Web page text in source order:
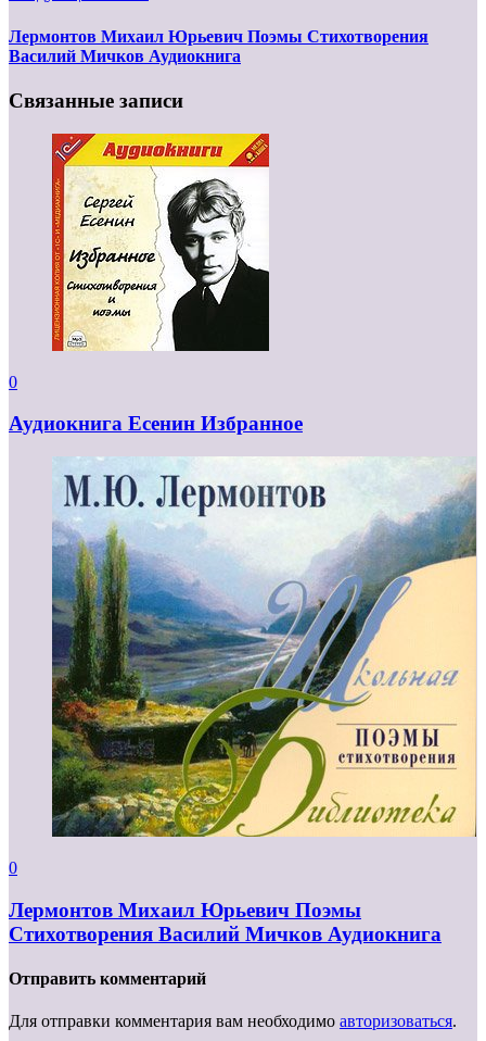
Лермонтов Михаил Юрьевич Поэмы Стихотворения
Василий Мичков Аудиокнига
Связанные записи
0
Аудиокнига Есенин Избранное
0
Лермонтов Михаил Юрьевич Поэмы
Стихотворения Василий Мичков Аудиокнига
Отправить комментарий
Для отправки комментария вам необходимо авторизоваться.